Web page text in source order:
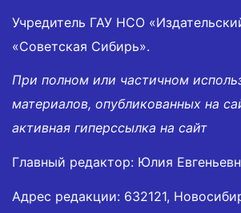
Учредитель ГАУ НСО
«Советская Сибирь».
При полном или частичном
материалов, опубликованных на
активная гиперссылка на сайт
Главный редактор: Юлия
Адрес редакции: 632121,